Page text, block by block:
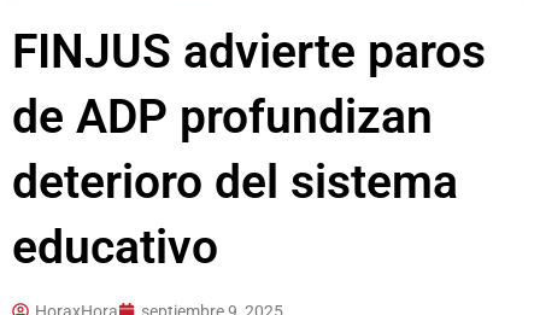
FINJUS advierte paros
de ADP profundizan
deterioro del sistema
educativo